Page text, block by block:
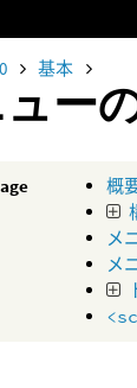
基本
ー
概
メ
メ